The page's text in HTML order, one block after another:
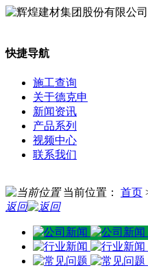
快捷导航
施工查询
关于德克申
新闻资讯
产品系列
视频中心
联系我们
当前位置： 首页
返回